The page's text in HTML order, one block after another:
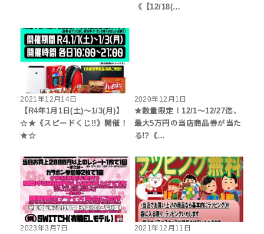
《【12/18(…
2021年12月14日
【R4年1月1日(土)～1/3(月)】
☆★《スピードくじ!!》開催！
★☆
2020年12月1日
★数量限定！12/1～12/27迄、
最大5万円の当店商品券が当た
る!?《…
2023年3月7日
2021年12月11日